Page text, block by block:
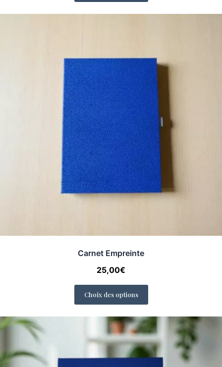
Carnet Empreinte
25,00€
Choix des options